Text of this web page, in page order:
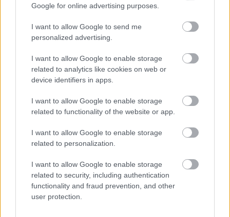
Google for online advertising purposes.
I want to allow Google to send me
personalized advertising.
I want to allow Google to enable storage
related to analytics like cookies on web or
device identifiers in apps.
I want to allow Google to enable storage
related to functionality of the website or app.
I want to allow Google to enable storage
related to personalization.
I want to allow Google to enable storage
related to security, including authentication
functionality and fraud prevention, and other
user protection.